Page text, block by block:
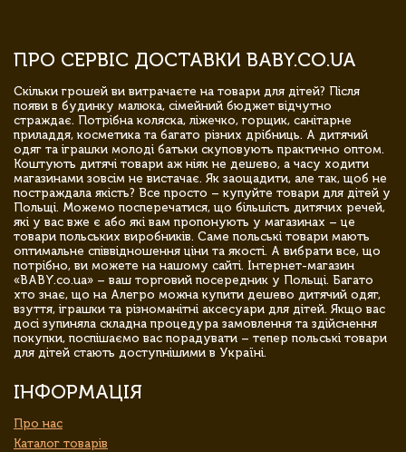
ПРО СЕРВІС ДОСТАВКИ BABY.CO.UA
Скільки грошей ви витрачаєте на товари для дітей? Після
появи в будинку малюка, сімейний бюджет відчутно
страждає. Потрібна коляска, ліжечко, горщик, санітарне
приладдя, косметика та багато різних дрібниць. А дитячий
одяг та іграшки молоді батьки скуповують практично оптом.
Коштують дитячі товари аж ніяк не дешево, а часу ходити
магазинами зовсім не вистачає. Як заощадити, але так, щоб не
постраждала якість? Все просто – купуйте товари для дітей у
Польщі. Можемо посперечатися, що більшість дитячих речей,
які у вас вже є або які вам пропонують у магазинах – це
товари польських виробників. Саме польські товари мають
оптимальне співвідношення ціни та якості. А вибрати все, що
потрібно, ви можете на нашому сайті. Інтернет-магазин
«BABY.co.ua» – ваш торговий посередник у Польщі. Багато
хто знає, що на Алегро можна купити дешево дитячий одяг,
взуття, іграшки та різноманітні аксесуари для дітей. Якщо вас
досі зупиняла складна процедура замовлення та здійснення
покупки, поспішаємо вас порадувати – тепер польські товари
для дітей стають доступнішими в Україні.
ІНФОРМАЦІЯ
Про нас
Каталог товарів